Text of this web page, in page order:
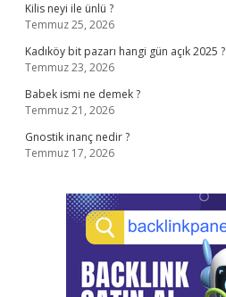
Kilis neyi ile ünlü ?
Temmuz 25, 2026
Kadıköy bit pazarı hangi gün açık 2025 ?
Temmuz 23, 2026
Babek ismi ne demek ?
Temmuz 21, 2026
Gnostik inanç nedir ?
Temmuz 17, 2026